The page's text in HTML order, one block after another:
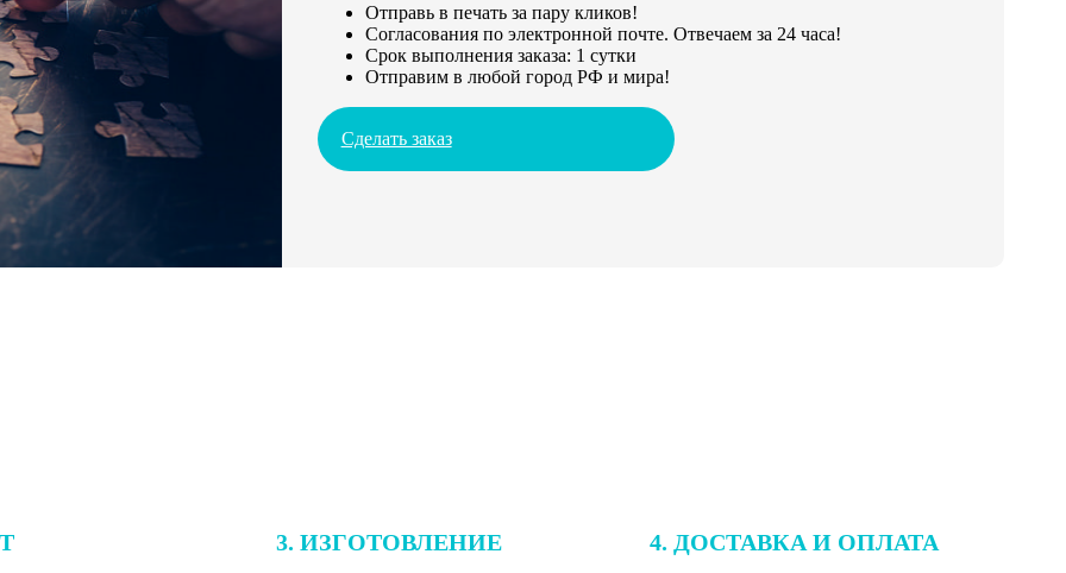
Отправь в печать за пару кликов!
Согласования по электронной почте. Отвечаем за 24 часа!
Срок выполнения заказа: 1 сутки
Отправим в любой город РФ и мира!
Сделать заказ
3. ИЗГОТОВЛЕНИЕ 4. ДОСТАВКА И ОПЛАТА